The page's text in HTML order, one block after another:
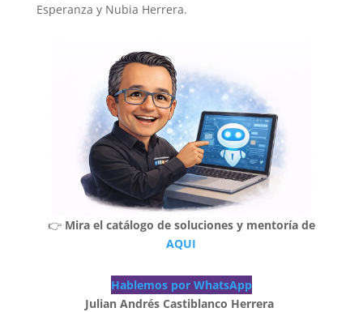
Esperanza y Nubia Herrera.
👉 Mira el catálogo de soluciones y mentoría de
AQUI
Hablemos por WhatsApp
Julian Andrés Castiblanco Herrera